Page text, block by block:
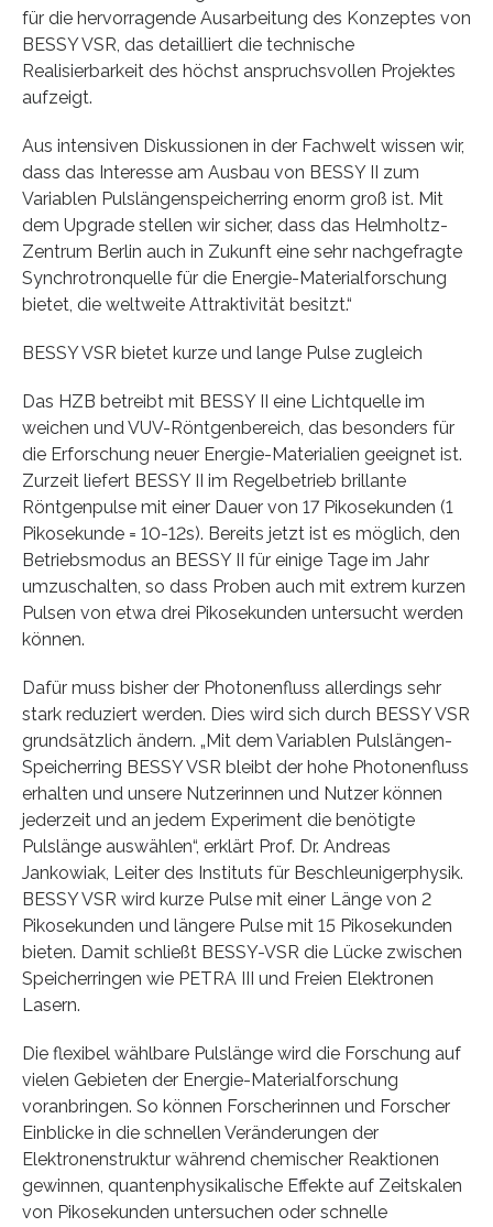
für die hervorragende Ausarbeitung des Konzeptes von
BESSY VSR, das detailliert die technische
Realisierbarkeit des höchst anspruchsvollen Projektes
aufzeigt.
Aus intensiven Diskussionen in der Fachwelt wissen wir,
dass das Interesse am Ausbau von BESSY II zum
Variablen Pulslängenspeicherring enorm groß ist. Mit
dem Upgrade stellen wir sicher, dass das Helmholtz-
Zentrum Berlin auch in Zukunft eine sehr nachgefragte
Synchrotronquelle für die Energie-Materialforschung
bietet, die weltweite Attraktivität besitzt.“
BESSY VSR bietet kurze und lange Pulse zugleich
Das HZB betreibt mit BESSY II eine Lichtquelle im
weichen und VUV-Röntgenbereich, das besonders für
die Erforschung neuer Energie-Materialien geeignet ist.
Zurzeit liefert BESSY II im Regelbetrieb brillante
Röntgenpulse mit einer Dauer von 17 Pikosekunden (1
Pikosekunde = 10-12s). Bereits jetzt ist es möglich, den
Betriebsmodus an BESSY II für einige Tage im Jahr
umzuschalten, so dass Proben auch mit extrem kurzen
Pulsen von etwa drei Pikosekunden untersucht werden
können.
Dafür muss bisher der Photonenfluss allerdings sehr
stark reduziert werden. Dies wird sich durch BESSY VSR
grundsätzlich ändern. „Mit dem Variablen Pulslängen-
Speicherring BESSY VSR bleibt der hohe Photonenfluss
erhalten und unsere Nutzerinnen und Nutzer können
jederzeit und an jedem Experiment die benötigte
Pulslänge auswählen“, erklärt Prof. Dr. Andreas
Jankowiak, Leiter des Instituts für Beschleunigerphysik.
BESSY VSR wird kurze Pulse mit einer Länge von 2
Pikosekunden und längere Pulse mit 15 Pikosekunden
bieten. Damit schließt BESSY-VSR die Lücke zwischen
Speicherringen wie PETRA III und Freien Elektronen
Lasern.
Die flexibel wählbare Pulslänge wird die Forschung auf
vielen Gebieten der Energie-Materialforschung
voranbringen. So können Forscherinnen und Forscher
Einblicke in die schnellen Veränderungen der
Elektronenstruktur während chemischer Reaktionen
gewinnen, quantenphysikalische Effekte auf Zeitskalen
von Pikosekunden untersuchen oder schnelle